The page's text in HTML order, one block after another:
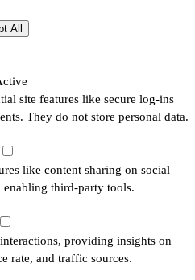
All
site features like secure log-ins
They do not store personal data.
like content sharing on social
third-party tools.
providing insights on
rate, and traffic sources.